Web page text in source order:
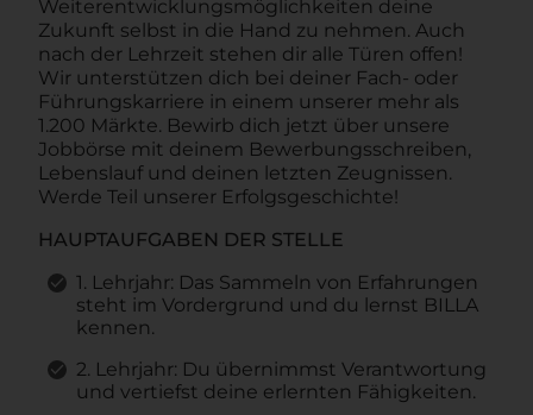
Weiterentwicklungsmöglichkeiten deine
Zukunft selbst in die Hand zu nehmen. Auch
nach der Lehrzeit stehen dir alle Türen offen!
Wir unterstützen dich bei deiner Fach- oder
Führungskarriere in einem unserer mehr als
1.200 Märkte. Bewirb dich jetzt über unsere
Jobbörse mit deinem Bewerbungsschreiben,
Lebenslauf und deinen letzten Zeugnissen.
Werde Teil unserer Erfolgsgeschichte!
HAUPTAUFGABEN DER STELLE
1. Lehrjahr: Das Sammeln von Erfahrungen
steht im Vordergrund und du lernst BILLA
kennen.
2. Lehrjahr: Du übernimmst Verantwortung
und vertiefst deine erlernten Fähigkeiten.